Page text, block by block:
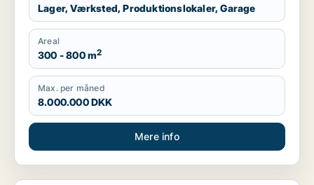
Lager, Værksted, Produktionslokaler, Garage
Areal
300 - 800 m2
Max. per måned
8.000.000 DKK
Mere info